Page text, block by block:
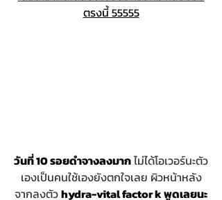
ตรงนี้ 55555
วันที่ 10 รอยดำจางลงมาก ไม่ได้โอเวอร์นะตัว
เองเป็นคนใช้เองยังตกใจเลย ผิวหน้าหลัง
จากลงตัว hydra-vital factor k พูดเลยนะ